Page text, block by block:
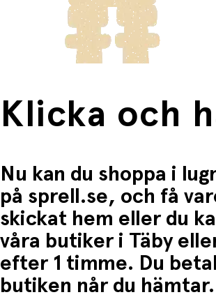
frakten för dessa varor visas i kassan.
Fri frakt när du handlar för mer än 1500:-
Klicka och
Nu kan du shoppa i
på sprell.se, och få
skickat hem eller du
våra butiker i Täby
efter 1 timme. Du
butiken når du hämtar.